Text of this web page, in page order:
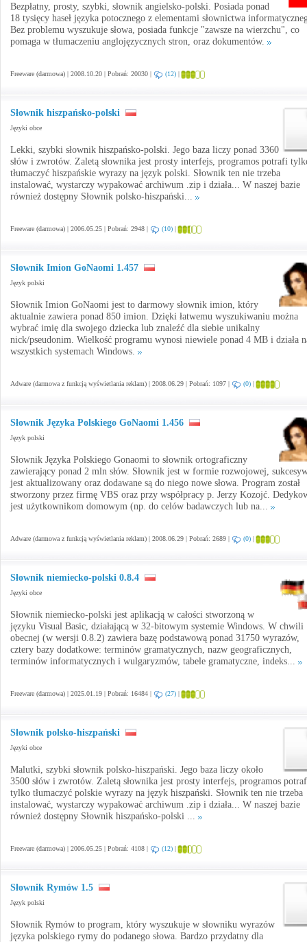
Bezpłatny, prosty, szybki, słownik angielsko-polski. Posiada ponad
18 tysięcy haseł języka potocznego z elementami słownictwa
Bez problemu wyszukuje słowa, posiada funkcje "zawsze na wierzchu", co
pomaga w tłumaczeniu anglojęzycznych stron, oraz dokumentów.
Freeware (darmowa) | 2008.10.20 | Pobrań: 20030 | (12) |
Słownik hiszpańsko-polski
Języki obce
Lekki, szybki słownik hiszpańsko-polski. Jego baza liczy ponad 3360
słów i zwrotów. Zaletą słownika jest prosty interfejs, programos potrafi
tłumaczyć hiszpańskie wyrazy na język polski. Słownik ten nie trzeba
instalować, wystarczy wypakować archiwum .zip i działa... W naszej bazie
również dostępny Słownik polsko-hiszpański...
Freeware (darmowa) | 2006.05.25 | Pobrań: 2948 | (10) |
Słownik Imion GoNaomi 1.457
Język polski
Słownik Imion GoNaomi jest to darmowy słownik imion, który
aktualnie zawiera ponad 850 imion. Dzięki łatwemu wyszukiwaniu można
wybrać imię dla swojego dziecka lub znaleźć dla siebie unikalny
nick/pseudonim. Wielkość programu wynosi niewiele ponad 4 MB i działa
wszystkich systemach Windows.
Adware (darmowa z funkcją wyświetlania reklam) | 2008.06.29 | Pobrań: 1097 | (0) |
Słownik Języka Polskiego GoNaomi 1.456
Język polski
Słownik Języka Polskiego Gonaomi to słownik ortograficzny
zawierający ponad 2 mln słów. Słownik jest w formie rozwojowej,
jest aktualizowany oraz dodawane są do niego nowe słowa. Program został
stworzony przez firmę VBS oraz przy współpracy p. Jerzy Kozojć.
jest użytkownikom domowym (np. do celów badawczych lub na...
Adware (darmowa z funkcją wyświetlania reklam) | 2008.06.29 | Pobrań: 2689 | (0) |
Słownik niemiecko-polski 0.8.4
Języki obce
Słownik niemiecko-polski jest aplikacją w całości stworzoną w
języku Visual Basic, działającą w 32-bitowym systemie Windows. W chwili
obecnej (w wersji 0.8.2) zawiera bazę podstawową ponad 31750 wyrazów,
cztery bazy dodatkowe: terminów gramatycznych, nazw geograficznych,
terminów informatycznych i wulgaryzmów, tabele gramatyczne, indeks...
Freeware (darmowa) | 2025.01.19 | Pobrań: 16484 | (27) |
Słownik polsko-hiszpański
Języki obce
Malutki, szybki słownik polsko-hiszpański. Jego baza liczy około
3500 słów i zwrotów. Zaletą słownika jest prosty interfejs, programos
tylko tłumaczyć polskie wyrazy na język hiszpański. Słownik ten nie trzeba
instalować, wystarczy wypakować archiwum .zip i działa... W naszej bazie
również dostępny Słownik hiszpańsko-polski ...
Freeware (darmowa) | 2006.05.25 | Pobrań: 4108 | (12) |
Słownik Rymów 1.5
Język polski
Słownik Rymów to program, który wyszukuje w słowniku wyrazów
języka polskiego rymy do podanego słowa. Bardzo przydatny dla